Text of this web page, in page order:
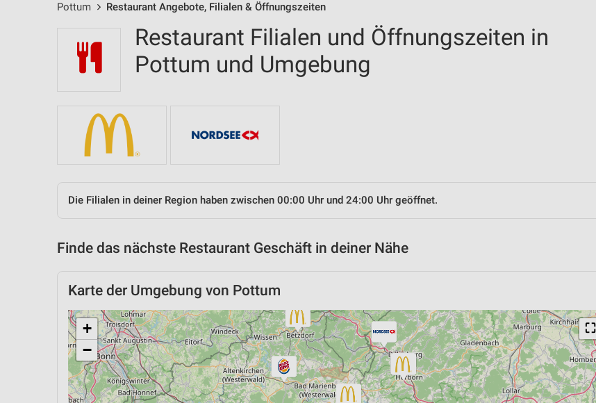
Pottum Restaurant Angebote, Filialen & Öffnungszeiten
Restaurant Filialen und Öffnungszeiten in
Pottum und Umgebung
Die Filialen in deiner Region haben zwischen 00:00 Uhr und 24:00 Uhr geöffnet.
Finde das nächste Restaurant Geschäft in deiner Nähe
Karte der Umgebung von Pottum
⛶
+
−